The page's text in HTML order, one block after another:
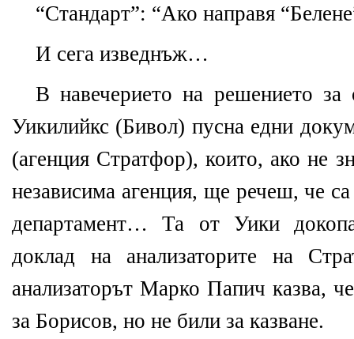
“Стандарт”: “Ако направя
И сега изведнъж…
В навечерието на решението
Уикилийкс (Бивол) пусна едни
(агенция Стратфор), които, ако не
независима агенция, ще речеш, че
департамент… Та от Уики
доклад на анализаторите на
анализаторът Марко Папич казва,
за Борисов, но не били за казване.